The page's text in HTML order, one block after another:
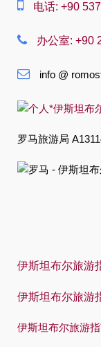
Suomi
हिंदी
Magyar
Русский
电话: +90
办公室: +90
info @
罗马旅游局
伊斯坦布尔旅游
伊斯坦布尔旅游
伊斯坦布尔旅游